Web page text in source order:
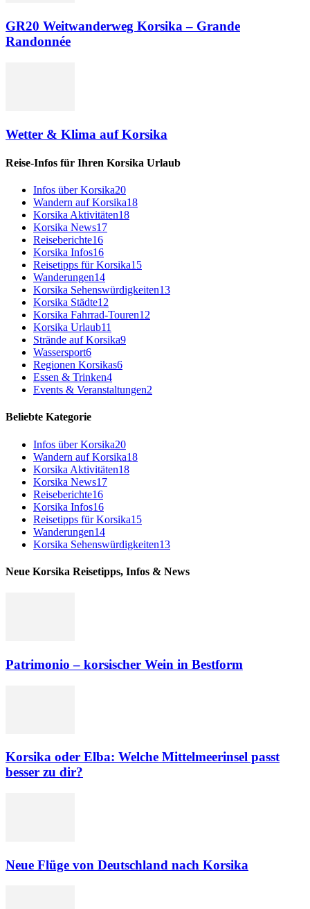
GR20 Weitwanderweg Korsika – Grande
Randonnée
Wetter & Klima auf Korsika
Reise-Infos für Ihren Korsika Urlaub
Infos über Korsika20
Wandern auf Korsika18
Korsika Aktivitäten18
Korsika News17
Reiseberichte16
Korsika Infos16
Reisetipps für Korsika15
Wanderungen14
Korsika Sehenswürdigkeiten13
Korsika Städte12
Korsika Fahrrad-Touren12
Korsika Urlaub11
Strände auf Korsika9
Wassersport6
Regionen Korsikas6
Essen & Trinken4
Events & Veranstaltungen2
Beliebte Kategorie
Infos über Korsika20
Wandern auf Korsika18
Korsika Aktivitäten18
Korsika News17
Reiseberichte16
Korsika Infos16
Reisetipps für Korsika15
Wanderungen14
Korsika Sehenswürdigkeiten13
Neue Korsika Reisetipps, Infos & News
Patrimonio – korsischer Wein in Bestform
Korsika oder Elba: Welche Mittelmeerinsel passt
besser zu dir?
Neue Flüge von Deutschland nach Korsika